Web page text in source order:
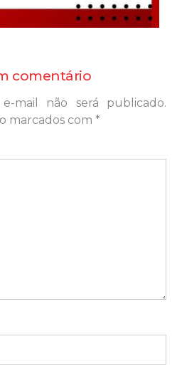
comentário
mail não será publicado.
marcados com *